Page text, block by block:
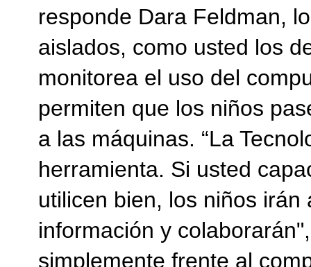
responde Dara Feldman,
aislados, como usted los
monitorea el uso del
permiten que los niños
a las máquinas. “La
herramienta. Si usted
utilicen bien, los niños
información y
simplemente frente al